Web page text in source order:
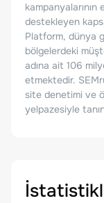
destekleyen
Platform, dünya
bölgelerdeki
adına ait 106
etmektedir.
site denetimi ve
yelpazesiyle